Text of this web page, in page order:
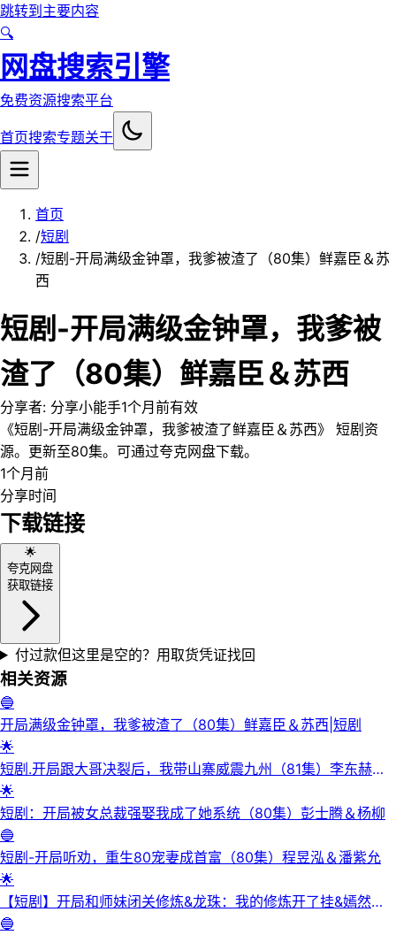
跳转到主要内容
🔍
网盘搜索引擎
免费资源搜索平台
首页搜索专题关于
首页
/短剧
/短剧-开局满级金钟罩，我爹被渣了（80集）鲜嘉臣＆苏
西
短剧-开局满级金钟罩，我爹被
渣了（80集）鲜嘉臣＆苏西
分享者: 分享小能手1个月前有效
《短剧-开局满级金钟罩，我爹被渣了鲜嘉臣＆苏西》 短剧资
源。更新至80集。可通过夸克网盘下载。
1个月前
分享时间
下载链接
🌟
夸克网盘
获取链接
付过款但这里是空的？用取货凭证找回
相关资源
🔵
开局满级金钟罩，我爹被渣了（80集）鲜嘉臣＆苏西|短剧
🌟
短剧.开局跟大哥决裂后，我带山寨威震九州（81集）李东赫＆
初淇
🌟
短剧：开局被女总裁强娶我成了她系统（80集）彭士腾＆杨柳
🔵
短剧-开局听劝，重生80宠妻成首富（80集）程昱泓＆潘紫允
🌟
【短剧】开局和师妹闭关修炼&龙珠：我的修炼开了挂&嫣然在
上&师兄我不想你下山&水火龙珠（长篇）
🔵